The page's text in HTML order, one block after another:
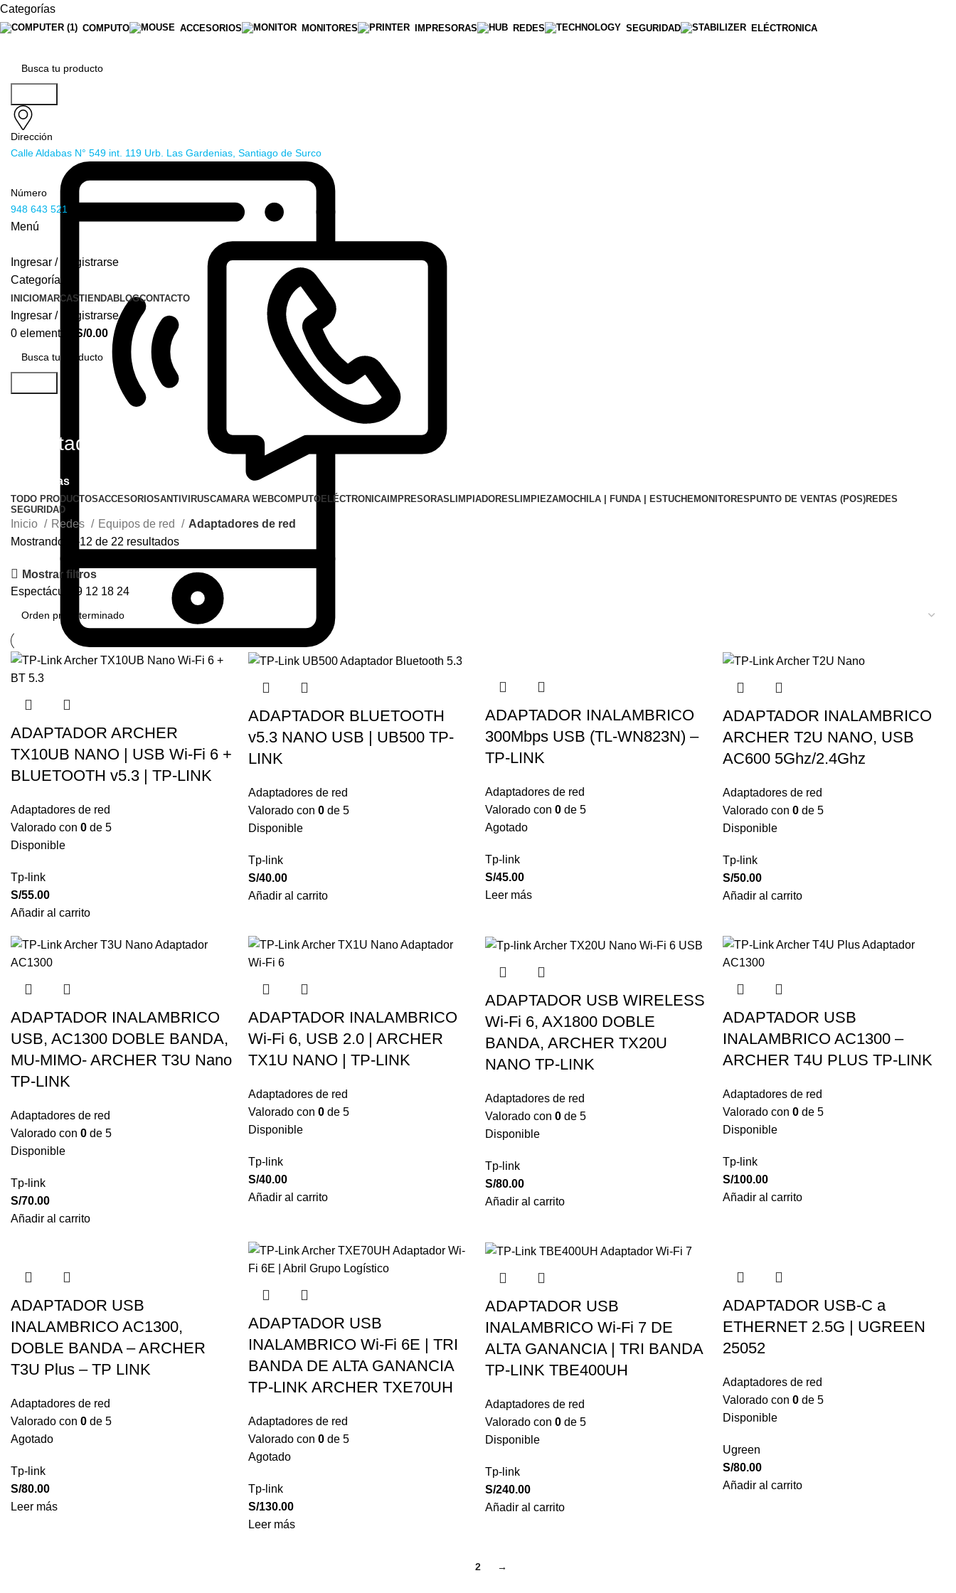
Categorías
COMPUTO ACCESORIOS MONITORES IMPRESORAS REDES SEGURIDAD ELÉCTRONICA
Dirección
Calle Aldabas N° 549 int. 119 Urb. Las Gardenias, Santiago de Surco
Número
948 643 521
Menú
Ingresar / Registrarse
Categorías
INICIOMARCASTIENDABLOGCONTACTO
Ingresar / Registrarse
0 elementos S/0.00
Adaptadores de red
Categorías
TODO PRODUCTOSACCESORIOSANTIVIRUSCAMARA WEBCOMPUTO ELÉCTRONICA IMPRESORAS LIMPIADORES LIMPIEZAMOCHILA | FUNDA | ESTUCHEMONITORES PUNTO DE VENTAS (POS)REDES
SEGURIDAD
Inicio Redes Equipos de red
Adaptadores de red
Mostrando 1–12 de 22 resultados
Mostrar filtros
Espectáculo
9 12 18 24
ADAPTADOR ARCHER
TX10UB NANO | USB Wi-Fi 6 +
BLUETOOTH v5.3 | TP-LINK
Adaptadores de red
Valorado con 0 de 5
Disponible
Tp-link
S/55.00
Añadir al carrito
ADAPTADOR BLUETOOTH
v5.3 NANO USB | UB500 TP-
LINK
Adaptadores de red
Valorado con 0de 5
Disponible
Tp-link
S/40.00
Añadir al carrito
ADAPTADOR INALAMBRICO
300Mbps USB (TL-WN823N) –
TP-LINK
Adaptadores de red
Valorado con 0 de 5
Agotado
Tp-link
S/45.00
Leer más
ADAPTADOR INALAMBRICO
ARCHER T2U NANO, USB
AC600 5Ghz/2.4Ghz
Adaptadores de red
Valorado con 0de 5
Disponible
Tp-link
S/50.00
Añadir al carrito
ADAPTADOR INALAMBRICO
USB, AC1300 DOBLE BANDA,
MU-MIMO- ARCHER T3U Nano
TP-LINK
Adaptadores de red
Valorado con 0 de 5
Disponible
Tp-link
S/70.00
Añadir al carrito
ADAPTADOR INALAMBRICO
Wi-Fi 6, USB 2.0 | ARCHER
TX1U NANO | TP-LINK
Adaptadores de red
Valorado con 0de 5
Disponible
Tp-link
S/40.00
Añadir al carrito
ADAPTADOR USB WIRELESS
Wi-Fi 6, AX1800 DOBLE
BANDA, ARCHER TX20U
NANO TP-LINK
Adaptadores de red
Valorado con 0 de 5
Disponible
Tp-link
S/80.00
Añadir al carrito
ADAPTADOR USB
INALAMBRICO AC1300 –
ARCHER T4U PLUS TP-LINK
Adaptadores de red
Valorado con 0de 5
Disponible
Tp-link
S/100.00
Añadir al carrito
ADAPTADOR USB
INALAMBRICO AC1300,
DOBLE BANDA – ARCHER
T3U Plus – TP LINK
Adaptadores de red
Valorado con 0 de 5
Agotado
Tp-link
S/80.00
Leer más
ADAPTADOR USB
INALAMBRICO Wi-Fi 6E | TRI
BANDA DE ALTA GANANCIA
TP-LINK ARCHER TXE70UH
Adaptadores de red
Valorado con 0de 5
Agotado
Tp-link
S/130.00
Leer más
ADAPTADOR USB
INALAMBRICO Wi-Fi 7 DE
ALTA GANANCIA | TRI BANDA
TP-LINK TBE400UH
Adaptadores de red
Valorado con 0 de 5
Disponible
Tp-link
S/240.00
Añadir al carrito
ADAPTADOR USB-C a
ETHERNET 2.5G | UGREEN
25052
Adaptadores de red
Valorado con 0de 5
Disponible
Ugreen
S/80.00
Añadir al carrito
2 →